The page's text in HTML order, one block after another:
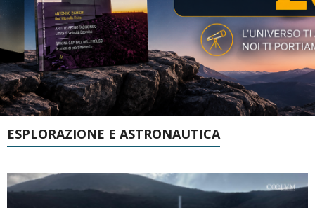
ESPLORAZIONE E ASTRONAUTICA